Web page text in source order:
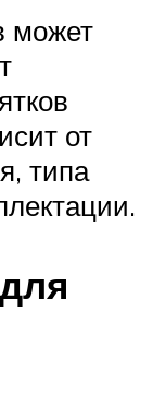
может
от
типа